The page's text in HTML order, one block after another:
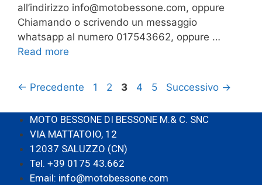
all’indirizzo info@motobessone.com, oppure
Chiamando o scrivendo un messaggio
whatsapp al numero 017543662, oppure …
Read more
← Precedente Pagina
1 Pagina
2 Pagina
3 Pagina
4 Pagina
5 Successivo →
MOTO BESSONE DI BESSONE M.& C. SNC
VIA MATTATOIO, 12
12037 SALUZZO (CN)
Tel. +39 0175 43.662
Email: info@motobessone.com